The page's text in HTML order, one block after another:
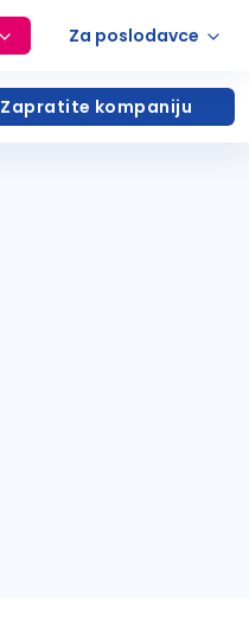
Za poslodavce
Zapratite kompaniju